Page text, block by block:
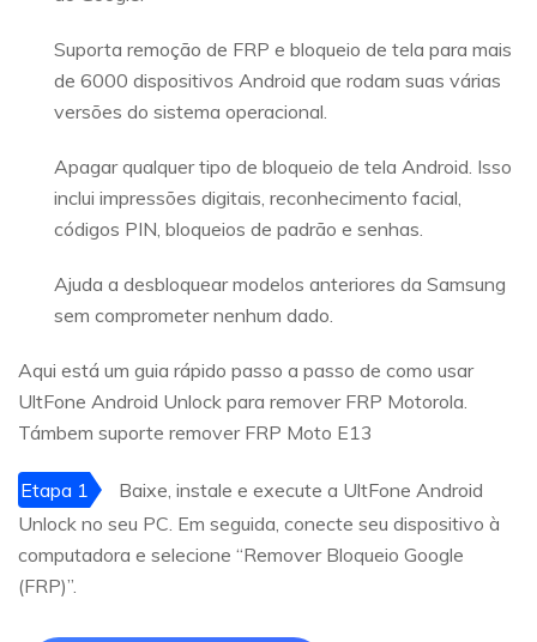
Suporta remoção de FRP e bloqueio de tela para mais
de 6000 dispositivos Android que rodam suas várias
versões do sistema operacional.
Apagar qualquer tipo de bloqueio de tela Android. Isso
inclui impressões digitais, reconhecimento facial,
códigos PIN, bloqueios de padrão e senhas.
Ajuda a desbloquear modelos anteriores da Samsung
sem comprometer nenhum dado.
Aqui está um guia rápido passo a passo de como usar
UltFone Android Unlock para remover FRP Motorola.
Támbem suporte remover FRP Moto E13
Etapa 1
Baixe, instale e execute a UltFone Android
Unlock no seu PC. Em seguida, conecte seu dispositivo à
computadora e selecione “Remover Bloqueio Google
(FRP)”.